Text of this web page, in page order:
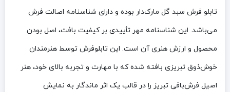
تابلو فرش سبد گل مارک‌دار بوده و دارای شناسنامه اصالت فرش
می‌باشد. این شناسنامه مهر تأییدی بر کیفیت بافت، اصل بودن
محصول و ارزش هنری آن است. این تابلوفرش توسط هنرمندان
خوش‌ذوق تبریزی بافته شده که با مهارت و تجربه بالای خود، هنر
اصیل فرش‌بافی تبریز را در قالب یک اثر ماندگار به نمایش